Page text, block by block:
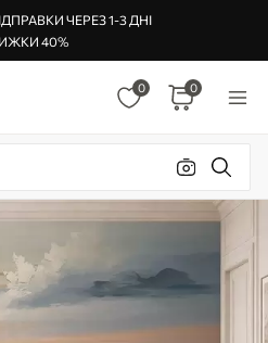
ЧЕРЕЗ 1-3 ДНІ
40%
0 0